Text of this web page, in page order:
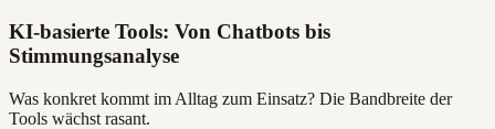
KI-basierte Tools: Von Chatbots bis
Stimmungsanalyse
Was konkret kommt im Alltag zum Einsatz? Die Bandbreite der
Tools wächst rasant.